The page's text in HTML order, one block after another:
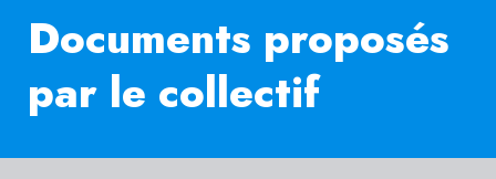
Documents proposés
par le collectif